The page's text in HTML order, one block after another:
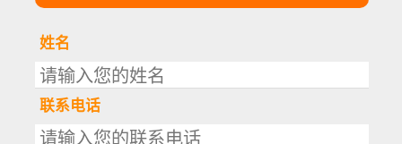
姓名
联系电话